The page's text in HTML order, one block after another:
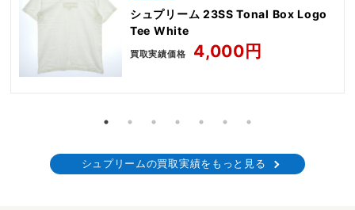
シュプリーム 23SS Tonal Box Logo
Tee White
買取実績価格 4,000円
シュプリームの買取実績をもっと見る